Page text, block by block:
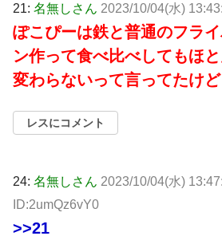
21: 名無しさん 2023/10/04(水)
ぽこぴーは鉄と普通のフラ
ン作って食べ比べしてもほ
変わらないって言ってたけど
レスにコメント
24: 名無しさん 2023/10/04(水)
ID:2umQz6vY0
>>21